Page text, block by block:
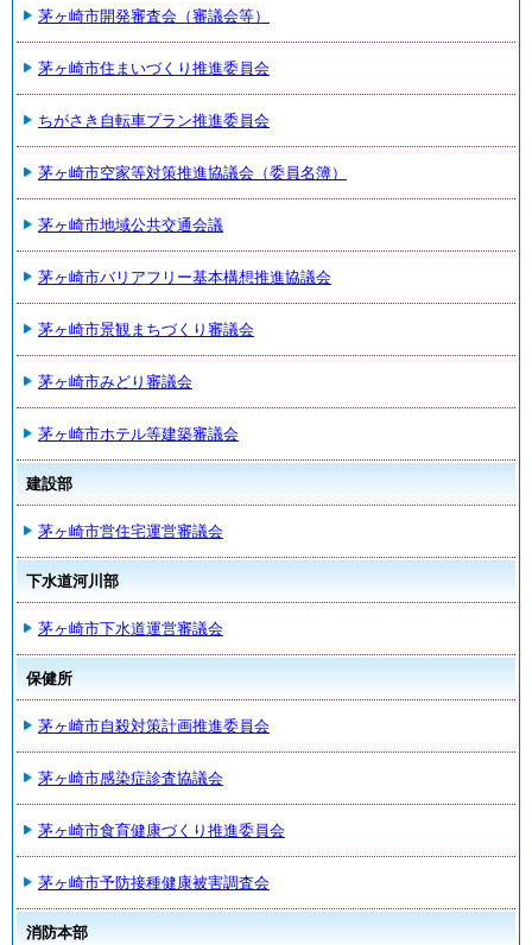
茅ヶ崎市開発審査会（審議会等）
茅ヶ崎市住まいづくり推進委員会
ちがさき自転車プラン推進委員会
茅ヶ崎市空家等対策推進協議会（委員名簿）
茅ヶ崎市地域公共交通会議
茅ヶ崎市バリアフリー基本構想推進協議会
茅ヶ崎市景観まちづくり審議会
茅ヶ崎市みどり審議会
茅ヶ崎市ホテル等建築審議会
建設部
茅ヶ崎市営住宅運営審議会
下水道河川部
茅ヶ崎市下水道運営審議会
保健所
茅ヶ崎市自殺対策計画推進委員会
茅ヶ崎市感染症診査協議会
茅ヶ崎市食育健康づくり推進委員会
茅ヶ崎市予防接種健康被害調査会
消防本部